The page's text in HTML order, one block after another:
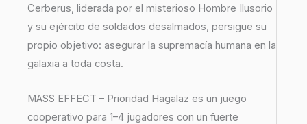
Cerberus, liderada por el misterioso Hombre Ilusorio
y su ejército de soldados desalmados, persigue su
propio objetivo: asegurar la supremacía humana en la
galaxia a toda costa.
MASS EFFECT – Prioridad Hagalaz es un juego
cooperativo para 1–4 jugadores con un fuerte